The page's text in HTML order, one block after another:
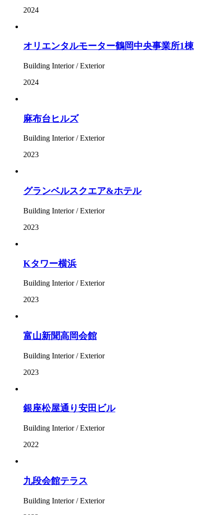
2024
オリエンタルモーター鶴岡中央事業所1棟
Building Interior / Exterior
2024
麻布台ヒルズ
Building Interior / Exterior
2023
グランベルスクエア&ホテル
Building Interior / Exterior
2023
Kタワー横浜
Building Interior / Exterior
2023
富山新聞高岡会館
Building Interior / Exterior
2023
銀座松屋通り安田ビル
Building Interior / Exterior
2022
九段会館テラス
Building Interior / Exterior